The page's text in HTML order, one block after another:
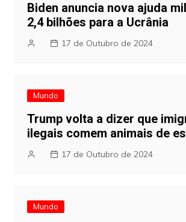
Biden anuncia nova ajuda
2,4 bilhões para a Ucrânia
17 de Outubro de 2024
Mundo
Trump volta a dizer que
ilegais comem animais de
17 de Outubro de 2024
Mundo